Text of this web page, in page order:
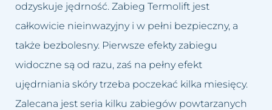
odzyskuje jędrność. Zabieg Termolift jest
całkowicie nieinwazyjny i w pełni bezpieczny, a
także bezbolesny. Pierwsze efekty zabiegu
widoczne są od razu, zaś na pełny efekt
ujędrniania skóry trzeba poczekać kilka miesięcy.
Zalecana jest seria kilku zabiegów powtarzanych